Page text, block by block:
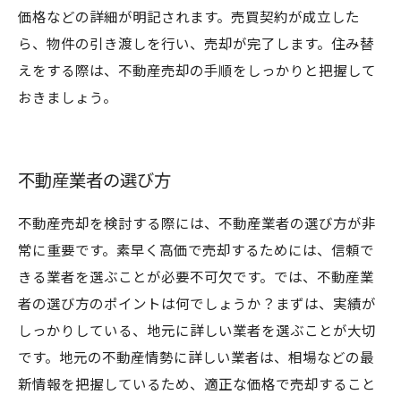
価格などの詳細が明記されます。売買契約が成立した
ら、物件の引き渡しを行い、売却が完了します。住み替
えをする際は、不動産売却の手順をしっかりと把握して
おきましょう。
不動産業者の選び方
不動産売却を検討する際には、不動産業者の選び方が非
常に重要です。素早く高価で売却するためには、信頼で
きる業者を選ぶことが必要不可欠です。では、不動産業
者の選び方のポイントは何でしょうか？まずは、実績が
しっかりしている、地元に詳しい業者を選ぶことが大切
です。地元の不動産情勢に詳しい業者は、相場などの最
新情報を把握しているため、適正な価格で売却すること